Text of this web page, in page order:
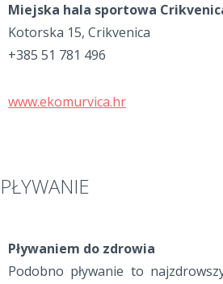
Miejska hala sportowa
Kotorska 15, Crikvenica
+385 51 781 496
www.ekomurvica.hr
PŁYWANIE
Pływaniem do zdrowia
Podobno pływanie to